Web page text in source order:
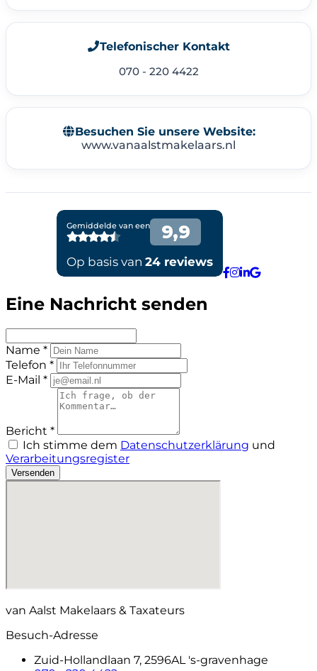
Telefonischer Kontakt
070 - 220 4422
Besuchen Sie unsere Website:
www.vanaalstmakelaars.nl
Eine Nachricht senden
Name *
Telefon *
E-Mail *
Bericht *
Ich stimme dem Datenschutzerklärung und
Verarbeitungsregister
Versenden
van Aalst Makelaars & Taxateurs
Besuch-Adresse
Zuid-Hollandlaan 7, 2596AL 's-gravenhage